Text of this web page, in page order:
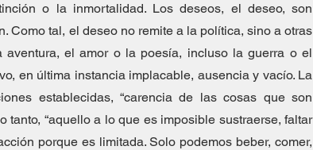
o la inmortalidad. Los deseos, el deseo, son
Como tal, el deseo no remite a la política, sino a otras
el amor o la poesía, incluso la guerra o el
en última instancia implacable, ausencia y vacío. La
establecidas, “carencia de las cosas que son
tanto, “aquello a lo que es imposible sustraerse, faltar
porque es limitada. Solo podemos beber, comer,